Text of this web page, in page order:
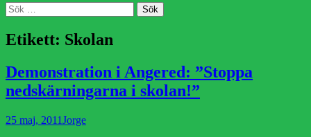
Sök
Sök
efter:
Etikett: Skolan
Demonstration i Angered: ”Stoppa
nedskärningarna i skolan!”
Publicerad
25 maj, 2011 Författare
Jorge